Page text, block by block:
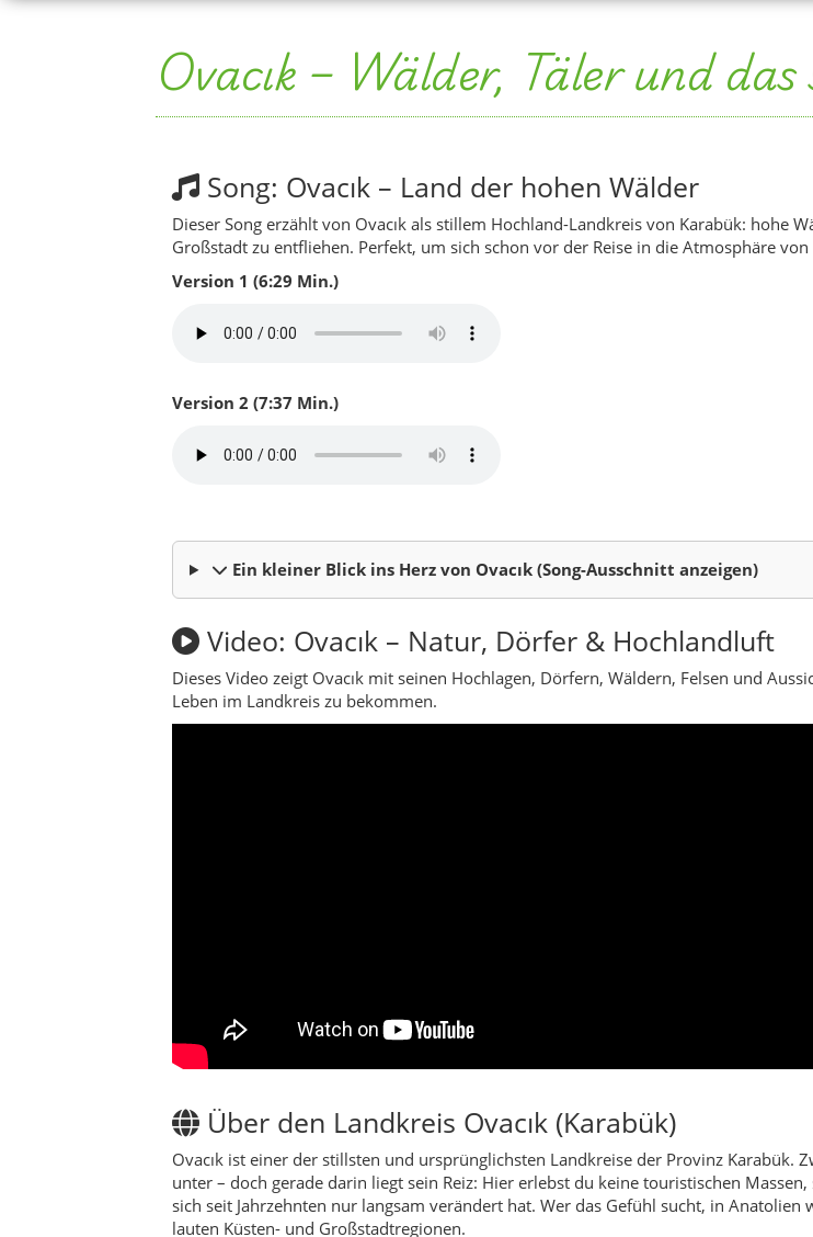
Version 2 (7:37 Min.)
Ein kleiner Blick ins Herz von Ovacık (Song-Ausschnitt anzeigen)
Video: Ovacık – Natur, Dörfer & Hochlandluft
kontemplativen Welt.
Historisch liegt Ovacık in einer Region, in der sich zahlreiche Kulturen überlappt
hinterließen Spuren. Das zeigt sich an Felsgräbern, alten Moscheen und kleinen
anderen Orten lagen. Dazu kommen kleine Moscheen in Dörfern wie Abdullar,
Musa Efendi, die bis heute spirituelle Orientierungspunkte für die
Im Alltag lebt Ovacık vor allem von Landwirtschaft und Viehzucht. Kühe, Schafe
aus den Hausgärten. Viele Familien haben Verwandte, die in Karabük-Stadt oder in
zu helfen oder gemeinsam auf den Yaylas Zeit zu verbringen. Diese Mischung aus